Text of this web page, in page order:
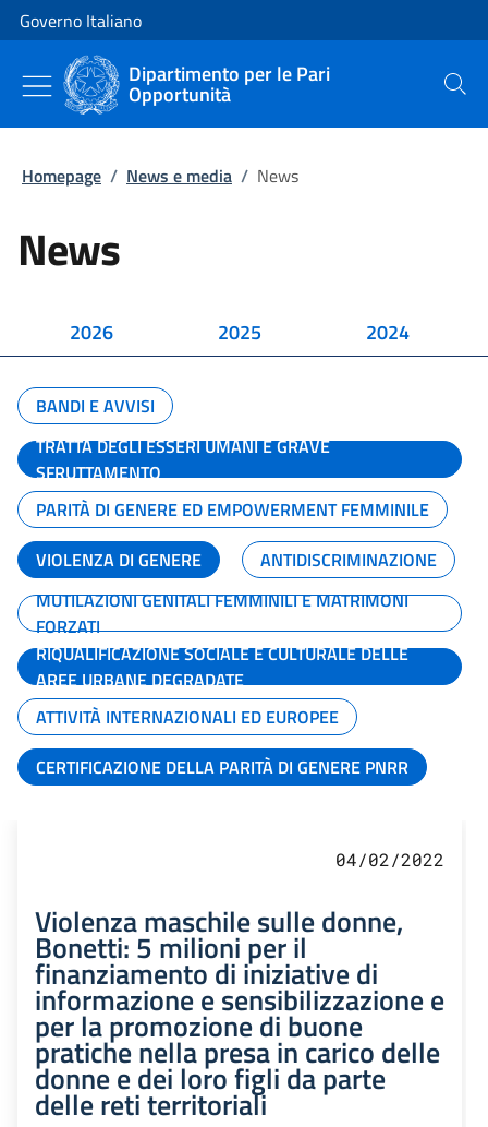
Vai al contenuto
Vai alla navigazione del sito
Governo Italiano
Dipartimento per le Pari
Opportunità Cerca
Homepage / News e media / News
News
2026 2025 2024
BANDI E AVVISI
TRATTA DEGLI ESSERI UMANI E GRAVE
SFRUTTAMENTO
PARITÀ DI GENERE ED EMPOWERMENT FEMMINILE
VIOLENZA DI GENERE
ANTIDISCRIMINAZIONE
MUTILAZIONI GENITALI FEMMINILI E MATRIMONI
FORZATI
RIQUALIFICAZIONE SOCIALE E CULTURALE DELLE
AREE URBANE DEGRADATE
ATTIVITÀ INTERNAZIONALI ED EUROPEE
CERTIFICAZIONE DELLA PARITÀ DI GENERE PNRR
04/02/2022
Violenza maschile sulle donne,
Bonetti: 5 milioni per il
finanziamento di iniziative di
informazione e sensibilizzazione e
per la promozione di buone
pratiche nella presa in carico delle
donne e dei loro figli da parte
delle reti territoriali